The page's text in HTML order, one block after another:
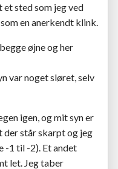
sted som jeg ved
en anerkendt klink.
øjne og her
var noget sløret, selv
igen, og mit syn er
der står skarpt og jeg
-1 til -2). Et andet
let. Jeg taber